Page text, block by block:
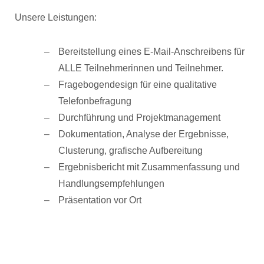
Unsere Leistungen:
Bereitstellung eines E-Mail-Anschreibens für
ALLE Teilnehmerinnen und Teilnehmer.
Fragebogendesign für eine qualitative
Telefonbefragung
Durchführung und Projektmanagement
Dokumentation, Analyse der Ergebnisse,
Clusterung, grafische Aufbereitung
Ergebnisbericht mit Zusammenfassung und
Handlungsempfehlungen
Präsentation vor Ort